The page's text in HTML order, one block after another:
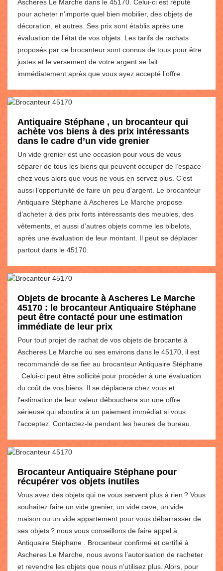
Ascheres Le Marche dans le 45170. Celui-ci est réputé
pour acheter n’importe quel bien mobilier, des objets de
décoration, et autres. Ses prix sont établis après une
évaluation de l’état de vos objets. Les tarifs de rachats
proposés par ce brocanteur sont connus de tous pour être
justes et le versement de votre argent se fait
immédiatement après que vous ayez accepté l’offre.
Antiquaire Stéphane , un brocanteur qui
achète vos biens à des prix intéressants
dans le cadre d’un vide grenier
Un vide grenier est une occasion pour vous de vous
séparer de tous les biens qui peuvent occuper de l’espace
chez vous alors que vous ne vous en servez plus. C’est
aussi l’opportunité de faire un peu d’argent. Le brocanteur
Antiquaire Stéphane à Ascheres Le Marche propose
d’acheter à des prix forts intéressants des meubles, des
vêtements, et aussi d’autres objets comme les bibelots,
après une évaluation de leur montant. Il peut se déplacer
partout dans le 45170.
Objets de brocante à Ascheres Le Marche
45170 : le brocanteur Antiquaire Stéphane
peut être contacté pour une estimation
immédiate de leur prix
Pour tout projet de rachat de vos objets de brocante à
Ascheres Le Marche ou ses environs dans le 45170, il est
recommandé de se fier au brocanteur Antiquaire Stéphane
. Celui-ci peut être sollicité pour procéder à une évaluation
du coût de vos biens. Il se déplacera chez vous et
l’estimation de leur valeur débouchera sur une offre
sérieuse qui aboutira à un paiement immédiat si vous
l’acceptez. Contactez-le pendant les heures de bureau.
Brocanteur Antiquaire Stéphane pour
récupérer vos objets inutiles
Vous avez des objets qui ne vous servent plus à rien ? Vous
souhaitez faire un vide grenier, un vide cave, un vide
maison ou un vide appartement pour vous débarrasser de
ses objets ? nous vous conseillons de faire appel à
Antiquaire Stéphane . Brocanteur confirmé et certifié à
Ascheres Le Marche, nous avons l’autorisation de racheter
et revendre les objets que nous n’utilisez plus. Alors, pour